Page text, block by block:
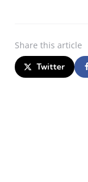
Share this article
Twitter